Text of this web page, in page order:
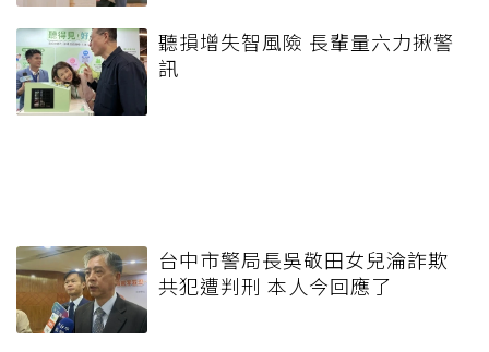
聽損增失智風險 長輩量六力揪警
訊
台中市警局長吳敬田女兒淪詐欺
共犯遭判刑 本人今回應了